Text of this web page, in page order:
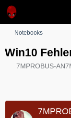
Notebooks
Win10
7MPROBUS-